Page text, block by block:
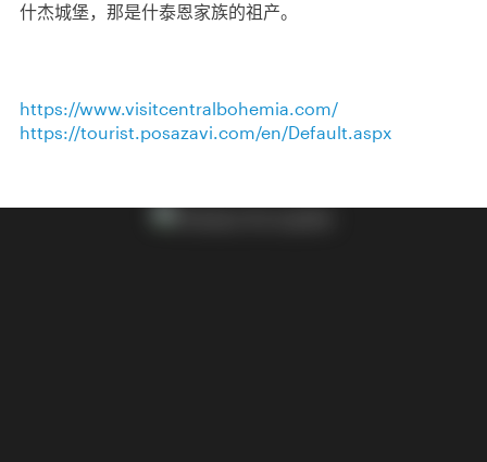
什杰城堡，那是什泰恩家族的祖产。
https://www.visitcentralbohemia.com/
https://tourist.posazavi.com/en/Default.aspx